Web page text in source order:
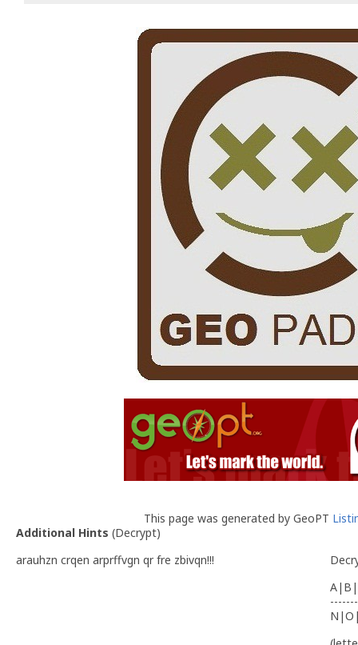
This page was generated by GeoPT
Additional Hints (Decrypt)
arauhzn crqen arprffvgn qr fre zbivqn!!!